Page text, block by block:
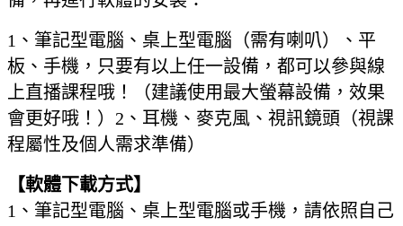
1、筆記型電腦、桌上型電腦（需有喇叭）、平
板、手機，只要有以上任一設備，都可以參與線
上直播課程哦！（建議使用最大螢幕設備，效果
會更好哦！） 2、耳機、麥克風、視訊鏡頭（視課
程屬性及個人需求準備）
【軟體下載方式】
1、筆記型電腦、桌上型電腦或手機，請依照自己